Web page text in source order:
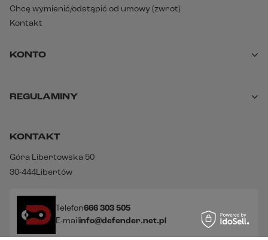
Chcę wymienić/odstąpić od umowy (zwrot)
Kontakt
KONTO
REGULAMINY
KONTAKT
Góra Libertowska 50
30-444Libertów
Telefon666 303 505
E-mailinfo@defender.net.pl